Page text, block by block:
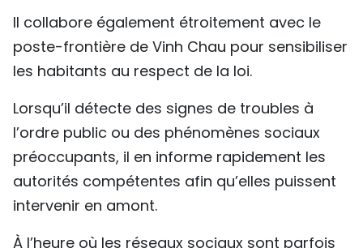
Il collabore également étroitement avec le
poste-frontière de Vinh Chau pour sensibiliser
les habitants au respect de la loi.
Lorsqu’il détecte des signes de troubles à
l’ordre public ou des phénomènes sociaux
préoccupants, il en informe rapidement les
autorités compétentes afin qu’elles puissent
intervenir en amont.
À l’heure où les réseaux sociaux sont parfois